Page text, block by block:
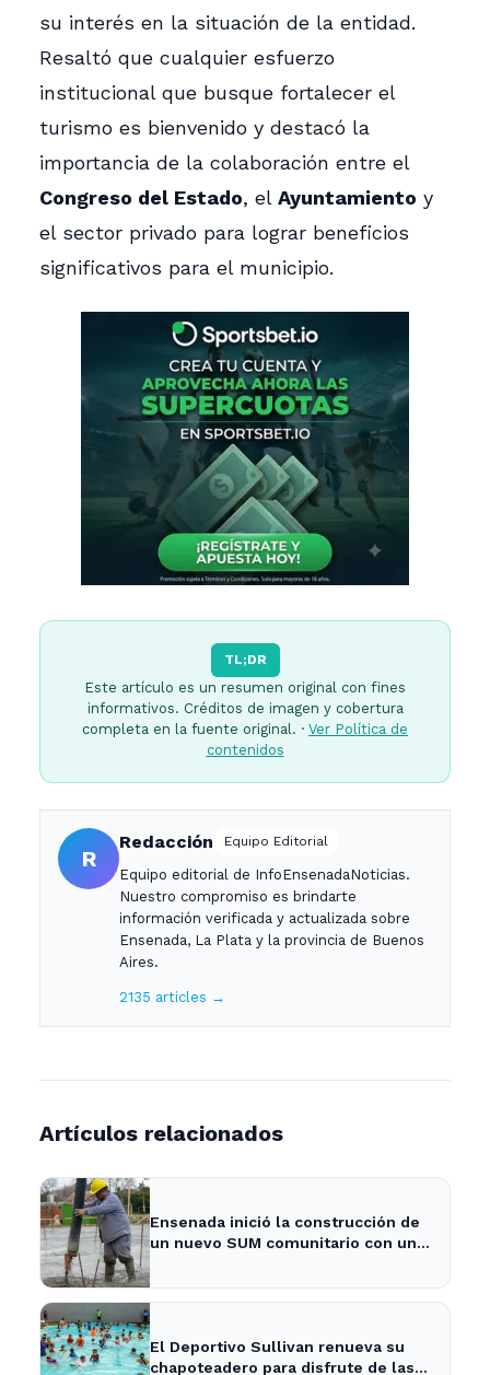
su interés en la situación de la entidad.
Resaltó que cualquier esfuerzo
institucional que busque fortalecer el
turismo es bienvenido y destacó la
importancia de la colaboración entre el
Congreso del Estado, el Ayuntamiento y
el sector privado para lograr beneficios
significativos para el municipio.
TL;DR
Este artículo es un resumen original con fines
informativos. Créditos de imagen y cobertura
completa en la fuente original. · Ver Política de
contenidos
R
Redacción Equipo Editorial
Equipo editorial de InfoEnsenadaNoticias.
Nuestro compromiso es brindarte
información verificada y actualizada sobre
Ensenada, La Plata y la provincia de Buenos
Aires.
2135 articles →
Artículos relacionados
Ensenada inició la construcción de
un nuevo SUM comunitario con una
El Deportivo Sullivan renueva su
chapoteadero para disfrute de las